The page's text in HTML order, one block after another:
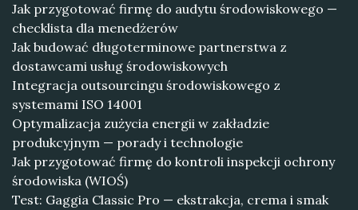
Jak przygotować firmę do audytu środowiskowego —
checklista dla menedżerów
Jak budować długoterminowe partnerstwa z
dostawcami usług środowiskowych
Integracja outsourcingu środowiskowego z
systemami ISO 14001
Optymalizacja zużycia energii w zakładzie
produkcyjnym — porady i technologie
Jak przygotować firmę do kontroli inspekcji ochrony
środowiska (WIOŚ)
Test: Gaggia Classic Pro — ekstrakcja, crema i smak